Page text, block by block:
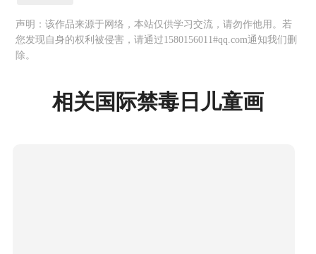
声明：该作品来源于网络，本站仅供学习交流，请勿作他用。若
您发现自身的权利被侵害，请通过1580156011#qq.com通知我们删
除。
相关国际禁毒日儿童画